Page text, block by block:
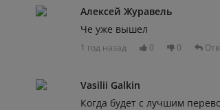
Алексей Журавель
Че уже вышел
1 год назад 0 0
Vasilii Galkin
Когда будет с лучшим